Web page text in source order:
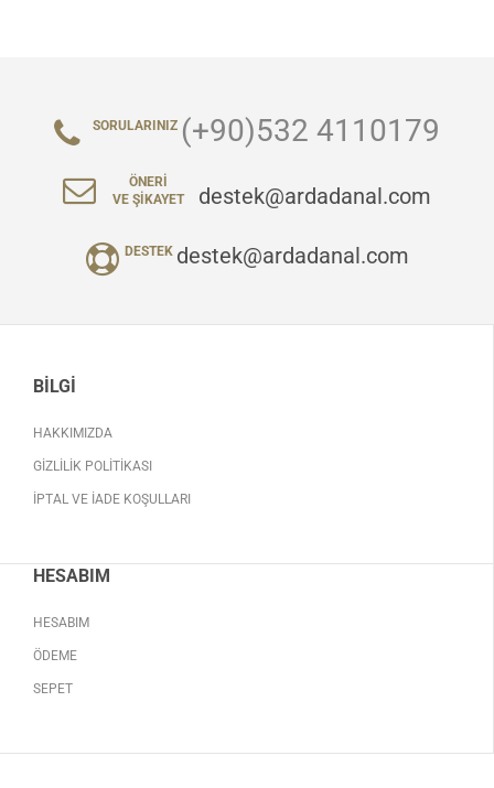
SORULARINIZ (+90)532 4110179
ÖNERI
VE ŞIKAYET
destek@ardadanal.com
DESTEK destek@ardadanal.com
BILGI
HAKKIMIZDA
GIZLILIK POLITIKASI
İPTAL VE İADE KOŞULLARI
HESABIM
HESABIM
ÖDEME
SEPET